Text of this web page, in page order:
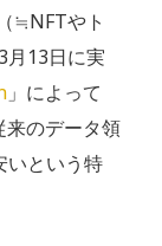
≒NFTやト
月13日に実
」によって
のデータ領
いという特